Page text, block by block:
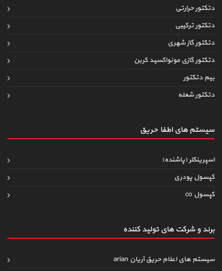
دتکتور حرارتی
دتکتور ترکیبی
دتکتور گاز شهری
دتکتور گازی مونواکسید کربن
بیم دتکتور
دتکتور شعله
سیستم های اطفاءحریق
اسپرینکلر (پاشنده)
کپسول پودری
کپسول co
برند و شرکت های تولید کننده
سیستم های اعلام حریق آریان arian